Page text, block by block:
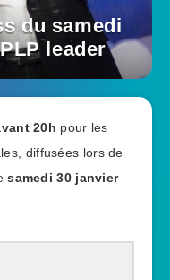
du samedi
leader
20h pour les
diffusées lors de
samedi 30 janvier